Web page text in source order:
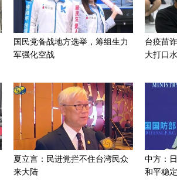
国民党备战地方选举，筹组生力
军强化空战
台疫苗
大打口
夏立言：民进党拦不住台湾民众
来大陆
中方：
和平稳定